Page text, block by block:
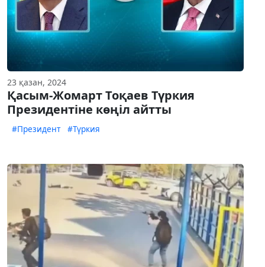
23 қазан, 2024
Қасым-Жомарт Тоқаев Түркия
Президентіне көңіл айтты
#Президент #Түркия